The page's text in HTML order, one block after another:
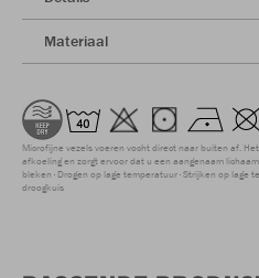
Materiaal
Microfijne vezels voeren vocht direct naar buiten af.
afkoeling en zorgt ervoor dat u een aangenaam
bleken Drogen op lage temperatuur Strijken op lage
droogkuis